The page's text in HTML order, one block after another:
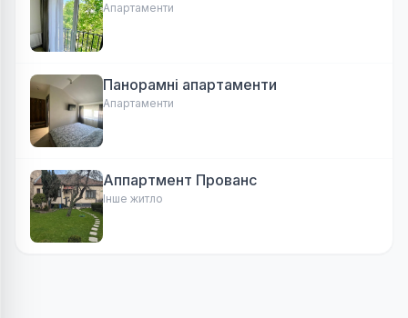
Апартаменти
Панорамні апартаменти
Апартаменти
Аппартмент Прованс
Інше житло